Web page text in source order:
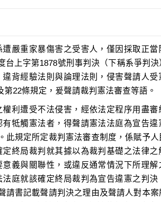
嚴重家暴傷害之受害人，僅因採取正當
台上字第1878號刑事判決（下稱系爭判決
背經驗法則與論理法則，侵害聲請人受
利遭受不法侵害，經依法定程序用盡審
牴觸憲法者，得聲請憲法法庭為宣告違
此規定所定裁判憲法審查制度，係賦予
終局裁判就其據以為裁判基礎之法律之
義與關聯性，或違反通常情況下所理解
庭就該確定終局裁判為宣告違憲之判決
請書記載聲請判決之理由及聲請人對本